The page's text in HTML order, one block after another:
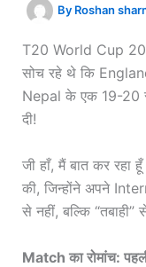
By Roshan
T20 World Cup
सोच रहे थे कि
Nepal के एक 19-20
दी!
जी हाँ, मैं बात कर रहा
की, जिन्होंने अपने
से नहीं, बल्कि “तबाही”
Match का रोमांच: